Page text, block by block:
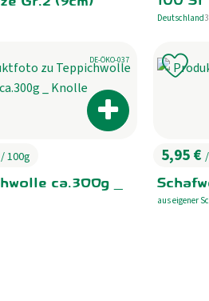
, Herkunft:
Deutschland,
/ 100g
ca.300g _
Produkt zum
, Kontrollstelle:
DE-ÖKO-037
zu Favouriten hinzufügen
, Preis:
5,95 €
, Herkunft:
aus eigener